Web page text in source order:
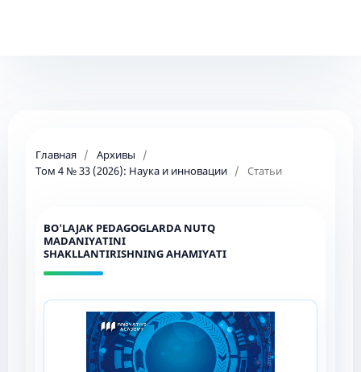
Главная / Архивы
/
Том 4 № 33 (2026): Наука и инновации / Статьи
BO'LAJAK PEDAGOGLARDA NUTQ
MADANIYATINI
SHAKLLANTIRISHNING AHAMIYATI